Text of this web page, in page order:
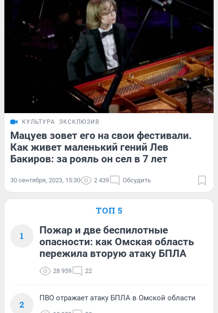
КУЛЬТУРА ЭКСКЛЮЗИВ
Мацуев зовет его на свои фестивали.
Как живет маленький гений Лев
Бакиров: за рояль он сел в 7 лет
30 сентября, 2023, 15:30 2 439 Обсудить
ТОП 5
1
Пожар и две беспилотные
опасности: как Омская область
пережила вторую атаку БПЛА
28 959 22
2
ПВО отражает атаку БПЛА в Омской области